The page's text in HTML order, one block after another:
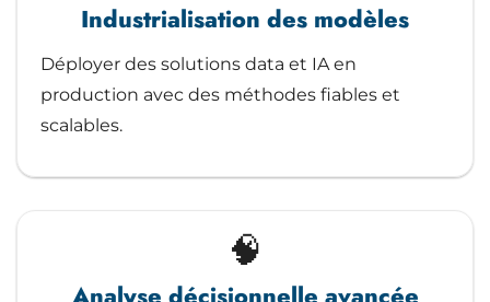
Industrialisation des modèles
Déployer des solutions data et IA en
production avec des méthodes fiables et
scalables.
🧠